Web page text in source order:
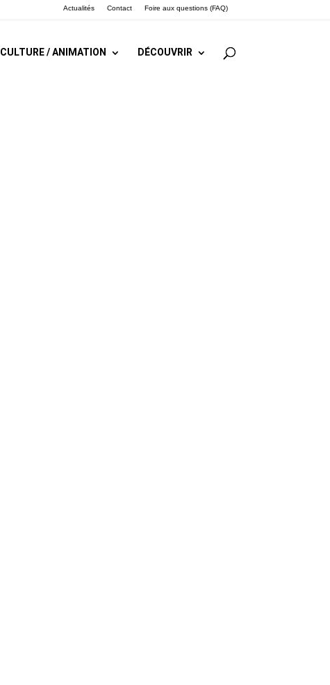
Actualités Contact Foire aux questions (FAQ)
CULTURE / ANIMATION DÉCOUVRIR